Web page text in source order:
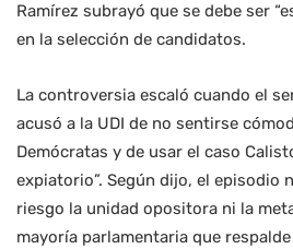
Ramírez subrayó que se debe ser
en la selección de candidatos.
La controversia escaló cuando el
acusó a la UDI de no sentirse
Demócratas y de usar el caso
expiatorio”. Según dijo, el episodio
riesgo la unidad opositora ni la
mayoría parlamentaria que